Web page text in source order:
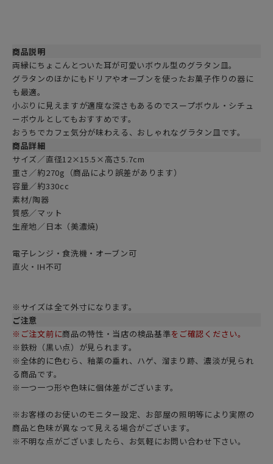
商品説明
両縁にちょこんとついた耳が可愛いボウル型のグラタン皿。
グラタンのほかにもドリアやオーブンを使ったお菓子作りの器に
も最適。
小ぶりに見えますが適度な深さもあるのでスープボウル・シチュ
ーボウルとしてもおすすめです。
おうちでカフェ気分が味わえる、おしゃれなグラタン皿です。
商品詳細
サイズ／直径12×15.5×高さ5.7cm
重さ／約270g（商品により誤差があります）
容量／約330cc
素材/陶器
質感／マット
生産地／日本（美濃焼)
電子レンジ・食洗機・オーブン可
直火・IH不可
※サイズは全て外寸になります。
ご注意
※ご注文前に商品の特性・当店の検品基準をご確認ください。
※鉄粉（黒い点）が見られます。
※全体的に色むら、釉薬の垂れ、ハゲ、溜まり跡、濃淡が見られ
る商品です。
※一つ一つ形や色味に個体差がございます。
※お客様のお使いのモニター設定、お部屋の照明等により実際の
商品と色味が異なって見える場合がございます。
※不明な点がございましたら、お気軽にお問い合わせ下さい。